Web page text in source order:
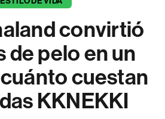
convirtió
de pelo en un
cuestan
KKNEKKI